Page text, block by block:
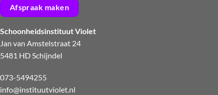
Afspraak maken
Schoonheidsinstituut Violet
Jan van Amstelstraat 24
5481 HD Schijndel
073-5494255
info@instituutviolet.nl